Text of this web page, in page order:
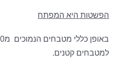
הפשטות היא המפתח
למטבחים קטנים.